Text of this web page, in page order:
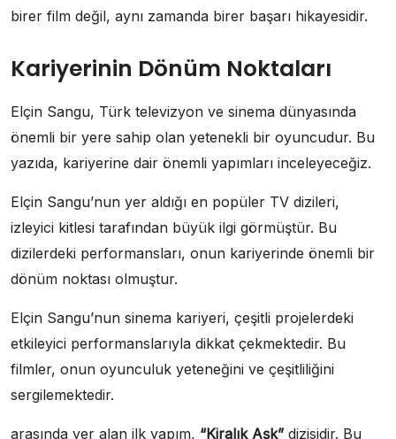
birer film değil, aynı zamanda birer başarı hikayesidir.
Kariyerinin Dönüm Noktaları
Elçin Sangu, Türk televizyon ve sinema dünyasında
önemli bir yere sahip olan yetenekli bir oyuncudur. Bu
yazıda, kariyerine dair önemli yapımları inceleyeceğiz.
Elçin Sangu’nun yer aldığı en popüler TV dizileri,
izleyici kitlesi tarafından büyük ilgi görmüştür. Bu
dizilerdeki performansları, onun kariyerinde önemli bir
dönüm noktası olmuştur.
Elçin Sangu’nun sinema kariyeri, çeşitli projelerdeki
etkileyici performanslarıyla dikkat çekmektedir. Bu
filmler, onun oyunculuk yeteneğini ve çeşitliliğini
sergilemektedir.
arasında yer alan ilk yapım, “Kiralık Aşk” dizisidir. Bu